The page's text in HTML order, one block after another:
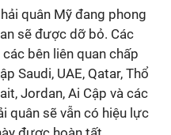
quân Mỹ đang phong
sẽ được dỡ bỏ. Các
bên liên quan chấp
Saudi, UAE, Qatar, Thổ
Jordan, Ai Cập và các
quân sẽ vẫn có hiệu lực